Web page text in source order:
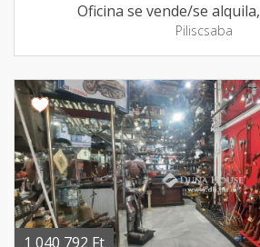
Oficina se vende/se
Piliscsaba
1 040 792 Ft